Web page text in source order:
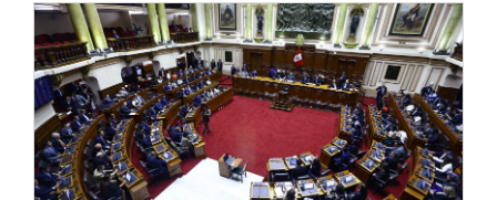
veces al año”.
Lima, 14 de julio de 2021
PRENSA CONGRESO